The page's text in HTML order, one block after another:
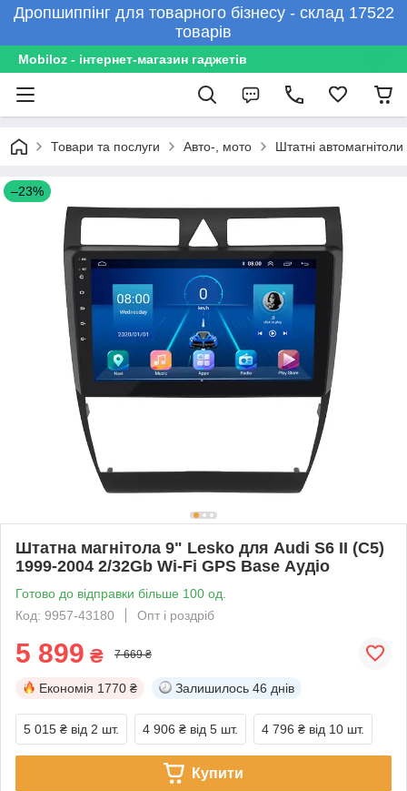
Дропшиппінг для товарного бізнесу - склад 17522
товарів
Mobiloz - інтернет-магазин гаджетів
Товари та послуги Авто-, мото Штатні автомагнітоли
–23%
Штатна магнітола 9" Lesko для Audi S6 II (C5)
1999-2004 2/32Gb Wi-Fi GPS Base Аудіо
Готово до відправки більше 100 од.
Код: 9957-43180
Опт і роздріб
5 899 ₴ 7 669 ₴
Економія 1770 ₴ Залишилось 46 днів
5 015 ₴ від 2 шт. 4 906 ₴ від 5 шт. 4 796 ₴ від 10 шт.
Купити